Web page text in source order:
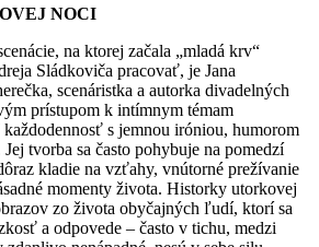
NOCI
na ktorej začala „mladá krv“
Sládkoviča pracovať, je Jana
scenáristka a autorka divadelných
prístupom k intímnym témam
s jemnou iróniou, humorom
tvorba sa často pohybuje na pomedzí
kladie na vzťahy, vnútorné prežívanie
momenty života. Historky utorkovej
zo života obyčajných ľudí, ktorí sa
a odpovede – často v tichu, medzi